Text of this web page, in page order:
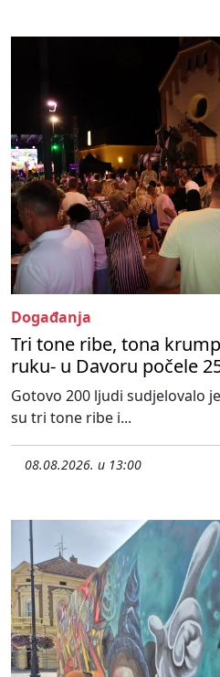
Događanja
Tri tone ribe, tona
ruku- u Davoru počele
Gotovo 200 ljudi sudjelovalo
su tri tone ribe i...
08.08.2026. u 13:00